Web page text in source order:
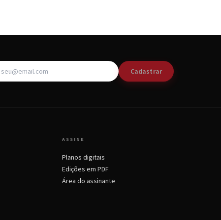
Cadastrar
ASSINE
Planos digitais
Edições em PDF
Área do assinante